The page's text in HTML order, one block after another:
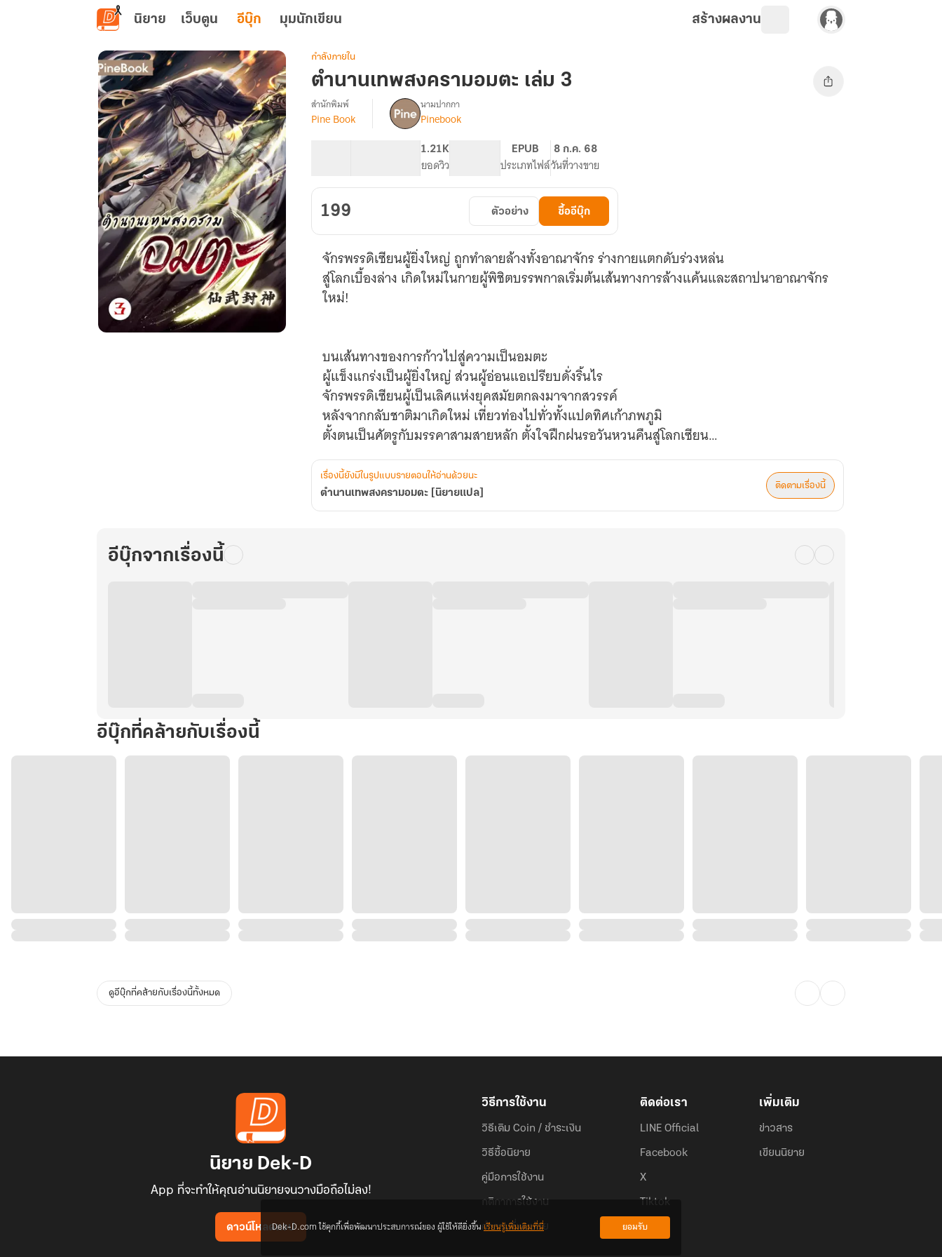
ข้ามไปยังเนื้อหาหลัก
นิยาย เว็บตูน อีบุ๊ก มุมนักเขียน สร้างผลงาน
กำลังภายใน
ตำนานเทพสงครามอมตะ เล่ม 3
เรื่อง
[นิยาย
แปล]
สำนักพิมพ์
Pine Book
นามปากกา
Pinebook
1.21K
ยอดวิว
EPUB
ประเภทไฟล์
8 ก.ค. 68
วันที่วางขาย
199 ตัวอย่าง ซื้ออีบุ๊ก
จักรพรรดิเซียนผู้ยิ่งใหญ่ ถูกทำลายล้างทั้งอาณาจักร ร่างกายแตกดับร่วงหล่น
สู่โลกเบื้องล่าง เกิดใหม่ในกายผู้พิชิตบรรพกาลเริ่มต้นเส้นทางการล้างแค้นและสถาปนาอาณาจักร
ใหม่!
บนเส้นทางของการก้าวไปสู่ความเป็นอมตะ
ผู้แข็งแกร่งเป็นผู้ยิ่งใหญ่ ส่วนผู้อ่อนแอเปรียบดั่งริ้นไร
จักรพรรดิเซียนผู้เป็นเลิศแห่งยุคสมัยตกลงมาจากสวรรค์
หลังจากกลับชาติมาเกิดใหม่ เที่ยวท่องไปทั่วทั้งแปดทิศเก้าภพภูมิ
ตั้งตนเป็นศัตรูกับมรรคาสามสายหลัก ตั้งใจฝึกฝนรอวันหวนคืนสู่โลกเซียน
แต่เขากลับค้นพบความลับบางอย่าง
"การกลับมาเกิดใหม่ของข้า หรือว่าจะเป็นแผนของใครบางคน..."
เรื่องนี้ยังมีในรูปแบบรายตอนให้อ่านด้วยนะ
ตำนานเทพสงครามอมตะ [นิยายแปล]
ติดตามเรื่องนี้
อีบุ๊กจากเรื่องนี้
อีบุ๊กที่คล้ายกับเรื่องนี้
ดูอีบุ๊กที่คล้ายกับเรื่องนี้ทั้งหมด
นิยาย Dek-D
App ที่จะทำให้คุณอ่านนิยายจนวางมือถือไม่ลง!
ดาวน์โหลดแอป
วิธีการใช้งาน
วิธีเติม Coin / ชำระเงิน
วิธีซื้อนิยาย
คู่มือการใช้งาน
กติกาการใช้งาน
คำถามที่พบบ่อย
ติดต่อเรา
LINE Official
Facebook
X
Tiktok
เพิ่มเติม
ข่าวสาร
เขียนนิยาย
Dek-D.com ใช้คุกกี้เพื่อพัฒนาประสบการณ์ของ ผู้ใช้ให้ดียิ่งขึ้นเรียนรู้เพิ่มเติมที่นี่ ยอมรับ